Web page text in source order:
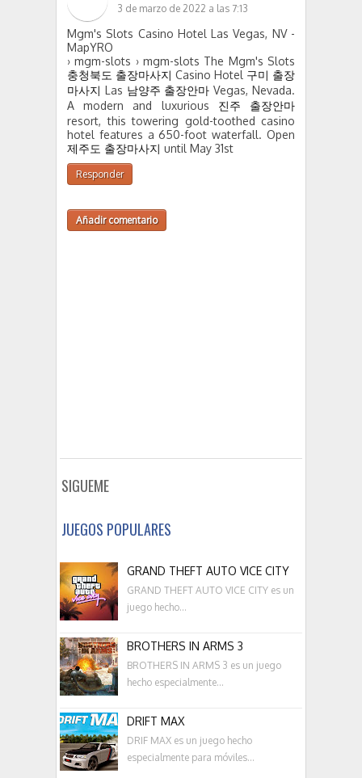
3 de marzo de 2022 a las 7:13
Mgm's Slots Casino Hotel Las Vegas, NV -
MapYRO
› mgm-slots › mgm-slots The Mgm's Slots
충청북도 출장마사지 Casino Hotel 구미 출장
마사지 Las 남양주 출장안마 Vegas, Nevada.
A modern and luxurious 진주 출장안마
resort, this towering gold-toothed casino
hotel features a 650-foot waterfall. Open
제주도 출장마사지 until May 31st
Responder
Añadir comentario
SIGUEME
JUEGOS POPULARES
GRAND THEFT AUTO VICE CITY
GRAND THEFT AUTO VICE CITY es un
juego hecho...
BROTHERS IN ARMS 3
BROTHERS IN ARMS 3 es un juego
hecho especialmente...
DRIFT MAX
DRIF MAX es un juego hecho
especialmente para móviles...